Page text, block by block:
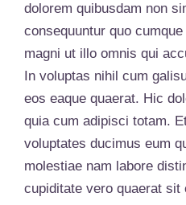
dolorem quibusdam non
consequuntur quo
magni ut illo omnis qui
In voluptas nihil cum
eos eaque quaerat. Hic
quia cum adipisci totam.
voluptates ducimus eum
molestiae nam labore
cupiditate vero quaerat sit